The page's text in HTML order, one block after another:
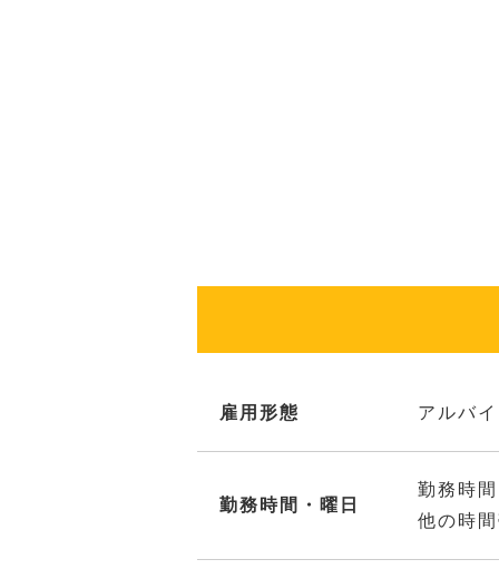
雇用形態 アルバ
勤務時間・曜日
勤務時
他の時